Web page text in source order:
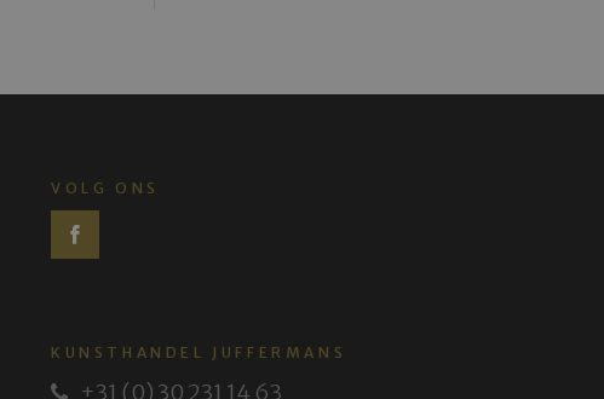
VOLG ONS
KUNSTHANDEL JUFFERMANS
+31 (0) 30 231 14 63